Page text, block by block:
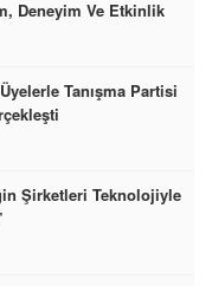
Deneyim Ve Etkinlik
Tanışma Partisi
Şirketleri Teknolojiyle